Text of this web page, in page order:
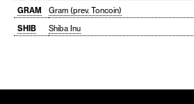
GRAM
Gram (prev. Toncoin)
SHIB
Shiba Inu